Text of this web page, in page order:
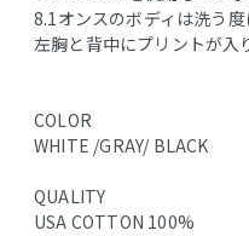
8.1オンスのボディは洗う度
左胸と背中にプリントが入
COLOR
WHITE /GRAY/ BLACK
QUALITY
USA COTTON 100%